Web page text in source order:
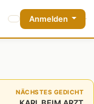
Anmelden
NÄCHSTES GEDICHT